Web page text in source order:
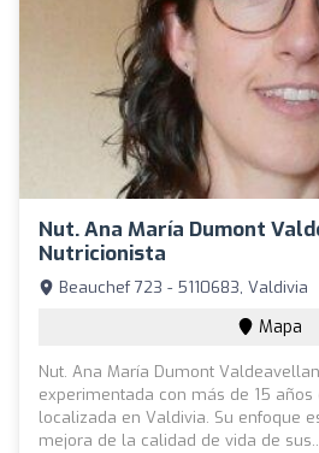
Nut. Ana María Dumont
Nutricionista
Beauchef 723 - 5110683, Valdivia
Mapa
Nut. Ana María Dumont
experimentada con más de 15 años
localizada en Valdivia. Su enfoque
mejora de la calidad de vida de